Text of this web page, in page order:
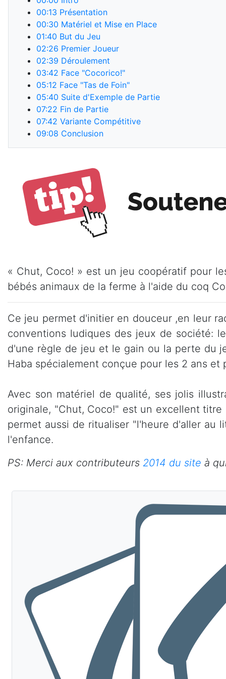
00:13 Présentation
00:30 Matériel et Mise en Place
01:40 But du Jeu
02:26 Premier Joueur
02:39 Déroulement
03:42 Face "Cocorico!"
05:12 Face "Tas de Foin"
05:40 Suite d'Exemple de Partie
07:22 Fin de Partie
07:42 Variante Compétitive
09:08 Conclusion
« Chut, Coco! » est un jeu coopératif pour
bébés animaux de la ferme à l'aide du coq
Ce jeu permet d'initier en douceur ,en leur
conventions ludiques des jeux de société:
d'une règle de jeu et le gain ou la perte du
Haba spécialement conçue pour les 2 ans et
Avec son matériel de qualité, ses jolis
originale, "Chut, Coco!" est un excellent
permet aussi de ritualiser "l'heure d'aller au
l'enfance.
PS: Merci aux contributeurs 2014 du site à